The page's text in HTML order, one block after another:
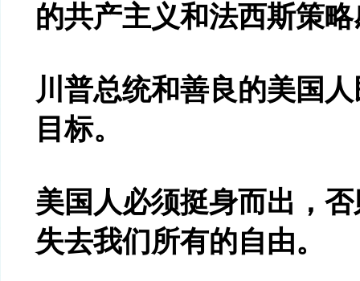
的共产主义和法西斯策
川普总统和善良的美国
目标。
美国人必须挺身而出，
失去我们所有的自由。